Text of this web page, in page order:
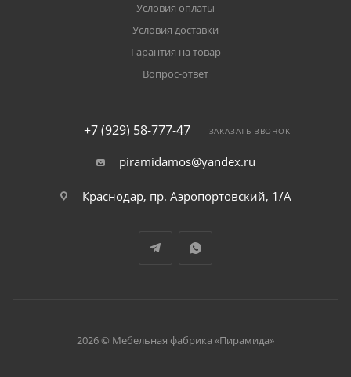
Условия оплаты
Условия доставки
Гарантия на товар
Вопрос-ответ
+7 (929) 58-777-47 ЗАКАЗАТЬ ЗВОНОК
piramidamos@yandex.ru
Краснодар, пр. Аэропортовский, 1/А
2026 © Мебельная фабрика «Пирамида»